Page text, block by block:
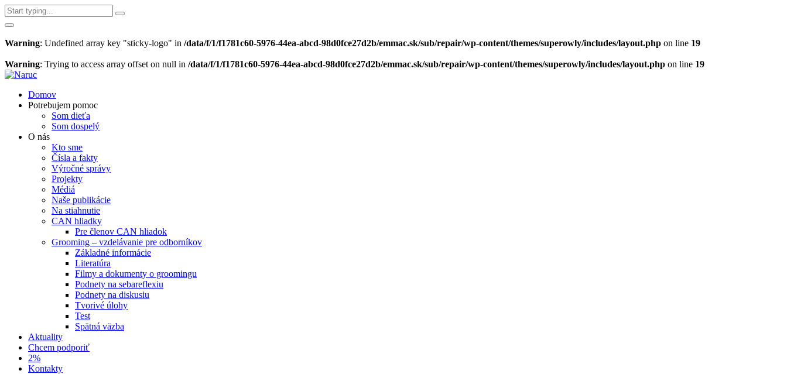
Warning: Undefined array key "sticky-logo" in /data/f/1/f1781c60-5976-44ea-abcd-98d0fce27d2b/emmac.sk/sub/repair/wp-content/themes/superowly/includes/layout.php on line 19
Warning: Trying to access array offset on null in /data/f/1/f1781c60-5976-44ea-abcd-98d0fce27d2b/emmac.sk/sub/repair/wp-content/themes/superowly/includes/layout.php on line 19
Domov
Potrebujem pomoc
Som dieťa
Som dospelý
O nás
Kto sme
Čísla a fakty
Výročné správy
Projekty
Médiá
Naše publikácie
Na stiahnutie
CAN hliadky
Pre členov CAN hliadok
Grooming – vzdelávanie pre odborníkov
Základné informácie
Literatúra
Filmy a dokumenty o groomingu
Podnety na sebareflexiu
Podnety na diskusiu
Tvorivé úlohy
Test
Spätná väzba
Aktuality
Chcem podporiť
2%
Kontakty